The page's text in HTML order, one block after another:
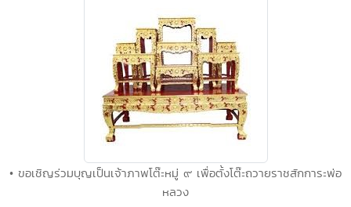
• ขอเชิญร่วมบุญเป็นเจ้าภาพโต๊ะหมู่ ๙ เพื่อตั้งโต๊ะถวายราชสักการะพ่อ
หลวง